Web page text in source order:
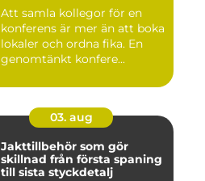
Att samla kollegor för en
konferens är mer än att boka
lokaler och ordna fika. En
genomtänkt konfere...
03. aug
Jakttillbehör som gör
skillnad från första spaning
till sista styckdetalj